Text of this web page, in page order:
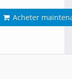
Acheter